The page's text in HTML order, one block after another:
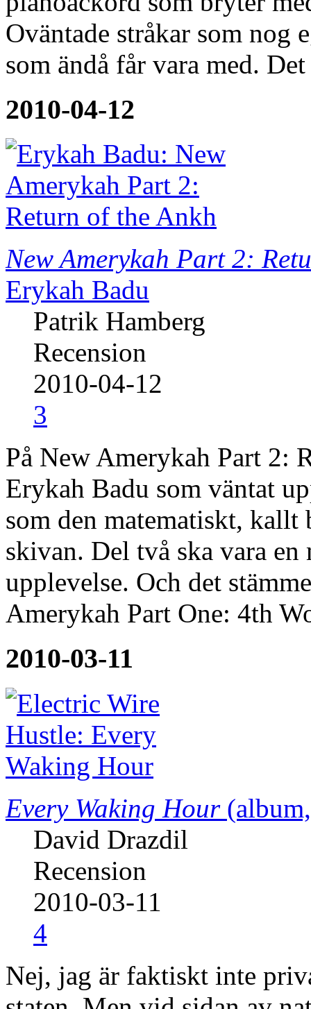
Oväntade stråkar som nog
som ändå får vara med.
2010-04-12
New Amerykah Part 2:
Erykah Badu
Patrik Hamberg
Recension
2010-04-12
3
På New Amerykah Part 2:
Erykah Badu som väntat
som den matematiskt, kallt
skivan. Del två ska vara
upplevelse. Och det
Amerykah Part One: 4th
2010-03-11
Every Waking Hour
David Drazdil
Recension
2010-03-11
4
Nej, jag är faktiskt inte